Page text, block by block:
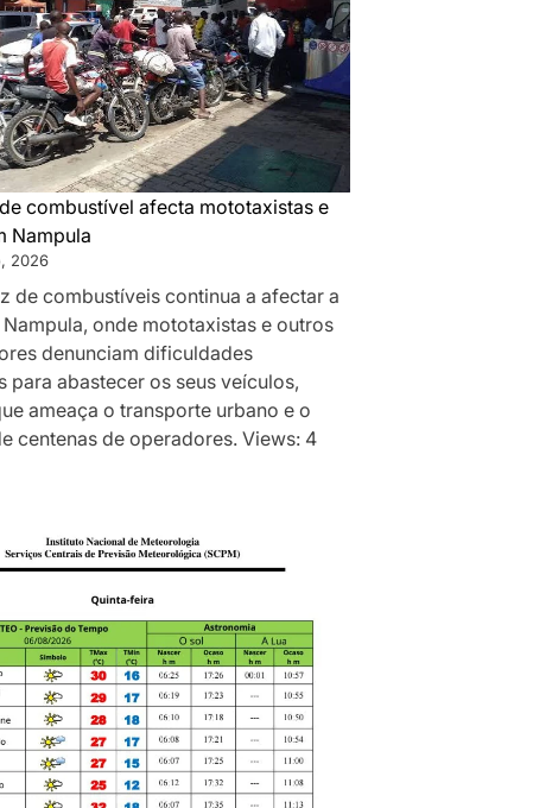
combustível afecta mototaxistas e
Nampula
2026
de combustíveis continua a afectar a
onde mototaxistas e outros
denunciam dificuldades
para abastecer os seus veículos,
ameaça o transporte urbano e o
centenas de operadores. Views: 4